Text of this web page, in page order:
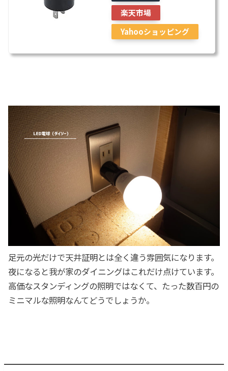
楽天市場
Yahooショッピング
足元の光だけで天井証明とは全く違う雰囲気になります。
夜になると我が家のダイニングはこれだけ点けています。
高価なスタンディングの照明ではなくて、たった数百円の
ミニマルな照明なんてどうでしょうか。